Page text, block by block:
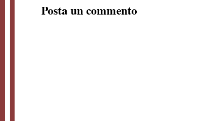
Posta un commento